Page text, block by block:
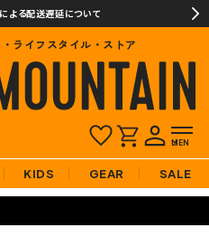
よる配送遅延について
ライフスタイル・ストア
KIDS GEAR SALE
商品一覧
品はありません。